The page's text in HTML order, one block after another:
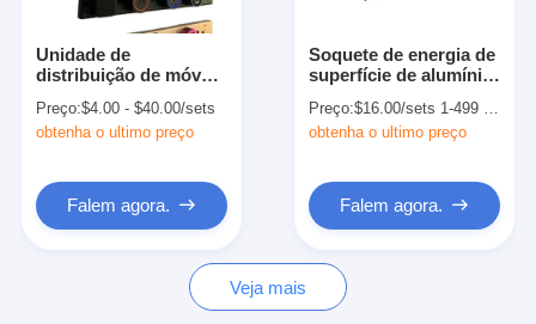
Controle de Qualidade
Fale Conosco
Falem agora.
Quadros interativos
Sistema de conferência
Unidade de
distribuição de móveis
tomada USB CCC
Certificado Office
Preço:$4.00 - $40.00/sets
obtenha o ultimo preço
Falem agora.
Soquete de energia de
superfície de alumínio
sistema britânico
Voltagem nominal 100-
Preço:$16.00/sets 1-499 sets
obtenha o ultimo preço
Falem agora.
Veja mais